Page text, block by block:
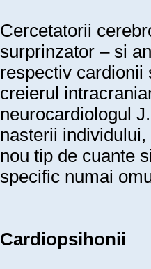
Cercetatorii
surprinzator – si
respectiv cardionii
creierul
neurocardiologul
nasterii
nou tip de cuante
specific numai
Cardiopsihonii